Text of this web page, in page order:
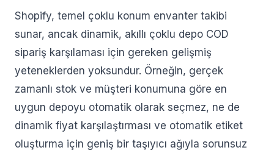
Shopify, temel çoklu konum envanter takibi
sunar, ancak dinamik, akıllı çoklu depo COD
sipariş karşılaması için gereken gelişmiş
yeteneklerden yoksundur. Örneğin, gerçek
zamanlı stok ve müşteri konumuna göre en
uygun depoyu otomatik olarak seçmez, ne de
dinamik fiyat karşılaştırması ve otomatik etiket
oluşturma için geniş bir taşıyıcı ağıyla sorunsuz